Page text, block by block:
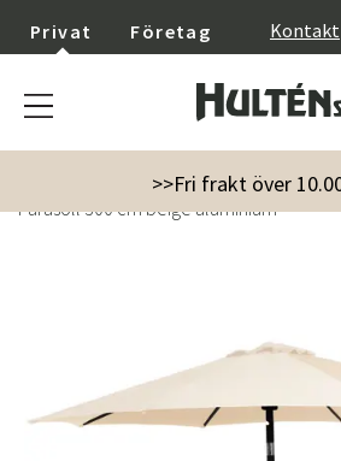
Privat Företag Kontakt
>>Fri frakt över
Trädgård Parasoll &
Parasoll 300 cm beige aluminium